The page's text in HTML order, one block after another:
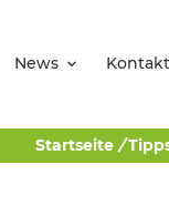
News Kontakt
Startseite /